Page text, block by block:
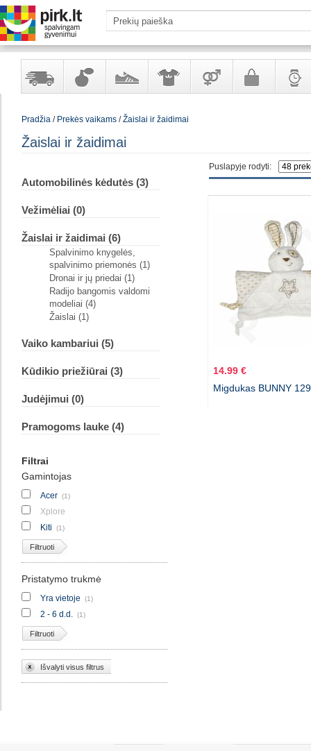
Yra
Kvepalai
kosmetika
Avalynė Apranga
Pradžia/ Prekės vaikams/Žaislai ir žaidimai
Žaislai ir žaidimai
Puslapyje rodyti:
Automobilinės kėdutės (3)
Vežimėliai (0)
Žaislai ir žaidimai (6)
Spalvinimo knygelės,
spalvinimo priemonės (1)
Dronai ir jų priedai (1)
Radijo bangomis valdomi
modeliai (4)
Žaislai (1)
Vaiko kambariui (5)
Kūdikio priežiūrai (3)
Judėjimui (0)
Pramogoms lauke (4)
Filtrai
Gamintojas
Acer (1)
Xplore
Kiti
(1)
Filtruoti
Pristatymo trukmė
Yra vietoje (1)
2 - 6 d.d. (1)
Filtruoti
Išvalyti visus filtrus
14.99 €
Migdukas BUNNY